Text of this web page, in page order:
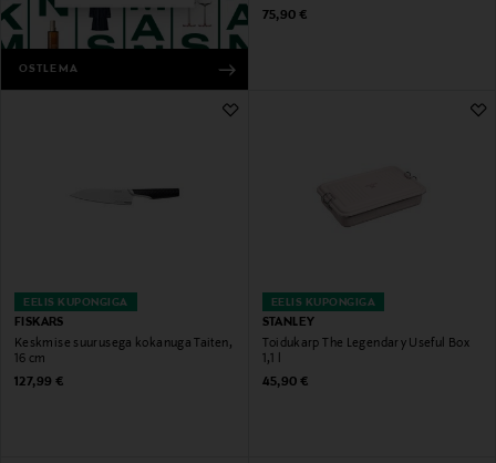
OSTLEMA
Original Price
75,90 €
EELIS KUPONGIGA
FISKARS
Keskmise suurusega kokanuga Taiten,
16 cm
Original Price
127,99 €
EELIS KUPONGIGA
STANLEY
Toidukarp The Legendary Useful Box
1,1 l
Original Price
45,90 €